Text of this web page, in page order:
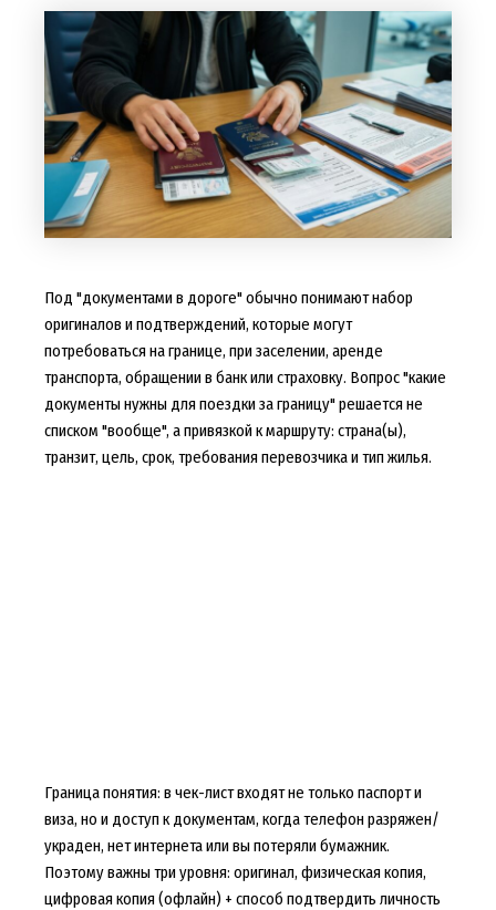
Под "документами в дороге" обычно понимают набор
оригиналов и подтверждений, которые могут
потребоваться на границе, при заселении, аренде
транспорта, обращении в банк или страховку. Вопрос "какие
документы нужны для поездки за границу" решается не
списком "вообще", а привязкой к маршруту: страна(ы),
транзит, цель, срок, требования перевозчика и тип жилья.
Граница понятия: в чек-лист входят не только паспорт и
виза, но и доступ к документам, когда телефон разряжен/
украден, нет интернета или вы потеряли бумажник.
Поэтому важны три уровня: оригинал, физическая копия,
цифровая копия (офлайн) + способ подтвердить личность